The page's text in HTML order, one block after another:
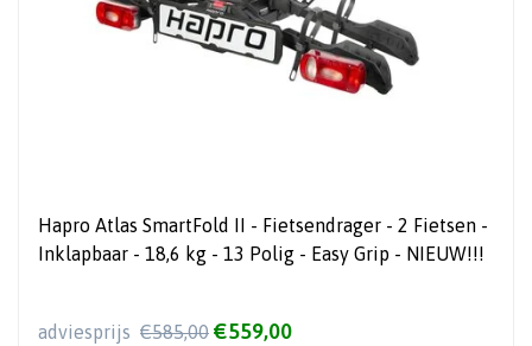
Hapro Atlas SmartFold II - Fietsendrager - 2 Fietsen -
Inklapbaar - 18,6 kg - 13 Polig - Easy Grip - NIEUW!!!
adviesprijs €585,00 €559,00